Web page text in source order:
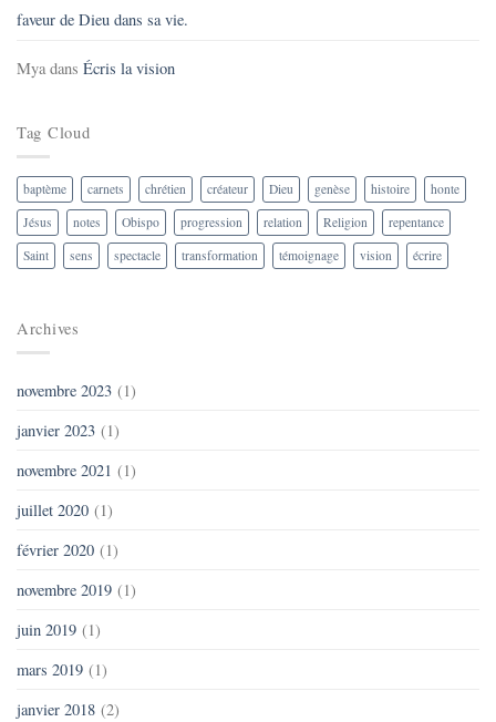
faveur de Dieu dans sa vie.
Myadans Écris la vision
Tag Cloud
baptème carnets chrétien créateur Dieu genèse histoire
honte
Jésus
notes Obispo progression relation Religion
repentance
Saint
sens spectacle transformation témoignage vision écrire
Archives
novembre 2023 (1)
janvier 2023 (1)
novembre 2021 (1)
juillet 2020 (1)
février 2020 (1)
novembre 2019 (1)
juin 2019 (1)
mars 2019 (1)
janvier 2018 (2)